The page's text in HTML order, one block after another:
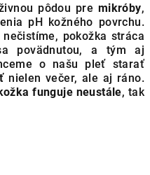
pôdou pre mikróby,
pH kožného povrchu.
pokožka stráca
povädnutou, a tým aj
o našu pleť starať
nielen večer, ale aj ráno.
funguje neustále, tak